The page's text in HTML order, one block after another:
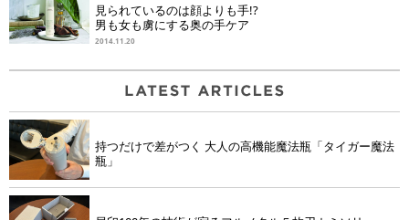
見られているのは顔よりも手!?
男も女も虜にする奥の手ケア
2014.11.20
持つだけで差がつく 大人の高機能魔法瓶「タイガー魔法
瓶」